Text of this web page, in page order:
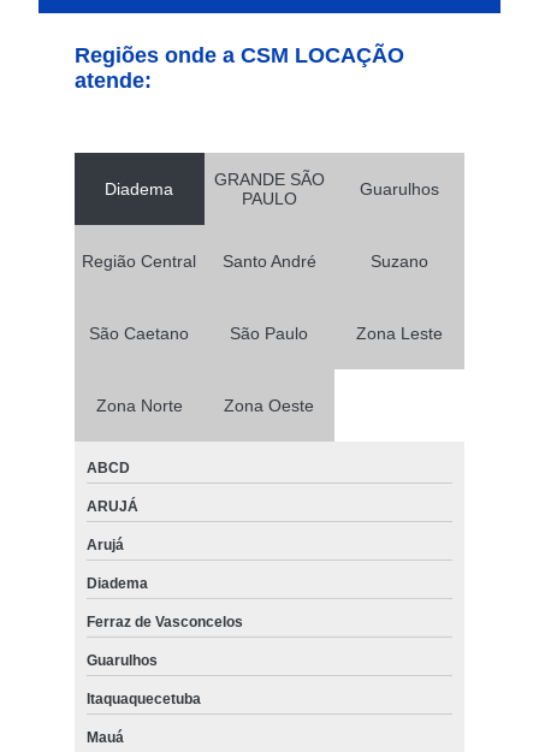
Regiões onde a CSM LOCAÇÃO
atende:
Diadema
GRANDE SÃO
PAULO
Guarulhos
Região Central Santo André Suzano
São Caetano São Paulo Zona Leste
Zona Norte Zona Oeste
ABCD
ARUJÁ
Arujá
Diadema
Ferraz de Vasconcelos
Guarulhos
Itaquaquecetuba
Mauá